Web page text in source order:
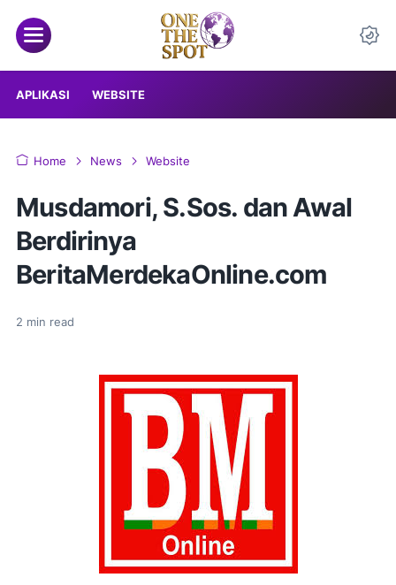
APLIKASI WEBSITE
Home News Website
Musdamori, S.Sos. dan Awal
Berdirinya
BeritaMerdekaOnline.com
2 min read